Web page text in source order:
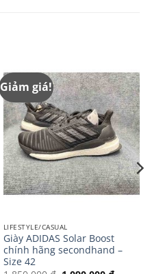
Giảm giá!
LIFESTYLE/CASUAL
Giày ADIDAS Solar Boost
chính hãng secondhand –
Size 42